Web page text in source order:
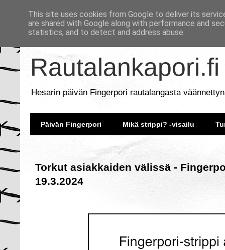
Rautalankapori.fi
Hesarin päivän Fingerpori rautalangasta
Päivän Fingerpori Mikä strippi? -visailu
Torkut asiakkaiden välissä -
19.3.2024
This site uses cookies from Google to deliver its
are shared with Google along with performance and
statistics, and to detect and address abuse.